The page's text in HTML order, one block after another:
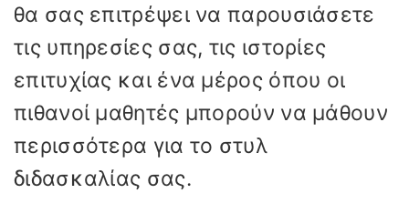
θα σας επιτρέψει να παρουσιάσετε
τις υπηρεσίες σας, τις ιστορίες
επιτυχίας και ένα μέρος όπου οι
πιθανοί μαθητές μπορούν να μάθουν
περισσότερα για το στυλ
διδασκαλίας σας.